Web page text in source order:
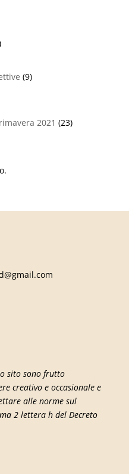
(9)
2021 (23)
sito sono frutto
creativo e occasionale e
alle norme sul
2 lettera h del Decreto